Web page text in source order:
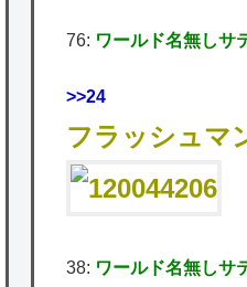
76: ワールド名無しサ
>>24
フラッシュマ
38: ワールド名無しサ